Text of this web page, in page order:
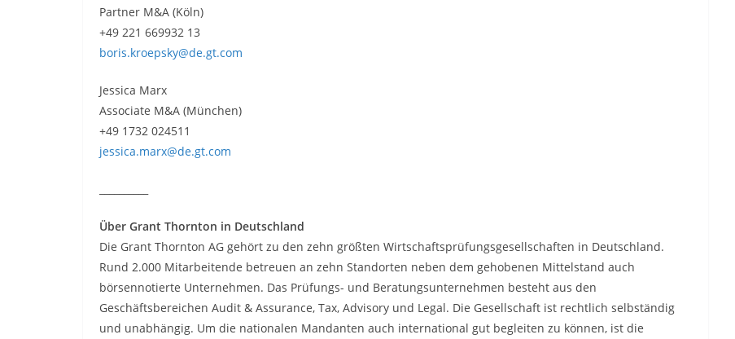
Partner M&A (Köln)
+49 221 669932 13
boris.kroepsky@de.gt.com
Jessica Marx
Associate M&A (München)
+49 1732 024511
jessica.marx@de.gt.com
Über Grant Thornton in Deutschland
Die Grant Thornton AG gehört zu den zehn größten Wirtschaftsprüfungsgesellschaften in Deutschland.
Rund 2.000 Mitarbeitende betreuen an zehn Standorten neben dem gehobenen Mittelstand auch
börsennotierte Unternehmen. Das Prüfungs- und Beratungsunternehmen besteht aus den
Geschäftsbereichen Audit & Assurance, Tax, Advisory und Legal. Die Gesellschaft ist rechtlich selbständig
und unabhängig. Um die nationalen Mandanten auch international gut begleiten zu können, ist die